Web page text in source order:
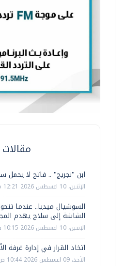
مقالات
ابن "نجريج" .. فاتح لا يحمل
الإثنين، 10 اغسطس 2026 12:21 م
السوشيال ميديا.. عندما
الشاشة إلى سلاح يهدم
الإثنين، 10 اغسطس 2026 10:15 ص
اتخاذ القرار في إدارة غرفة
الأحد، 09 اغسطس 2026 10:44 ص